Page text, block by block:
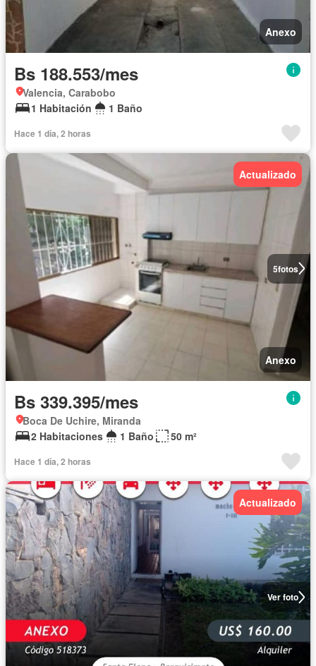
Anexo
Bs 188.553/mes
Valencia, Carabobo
1 Habitación
1 Baño
Hace 1 día, 2 horas
5fotos
Actualizado
Anexo
Bs 339.395/mes
Boca De Uchire, Miranda
2 Habitaciones
1 Baño 50 m²
Hace 1 día, 2 horas
Ver foto
Actualizado